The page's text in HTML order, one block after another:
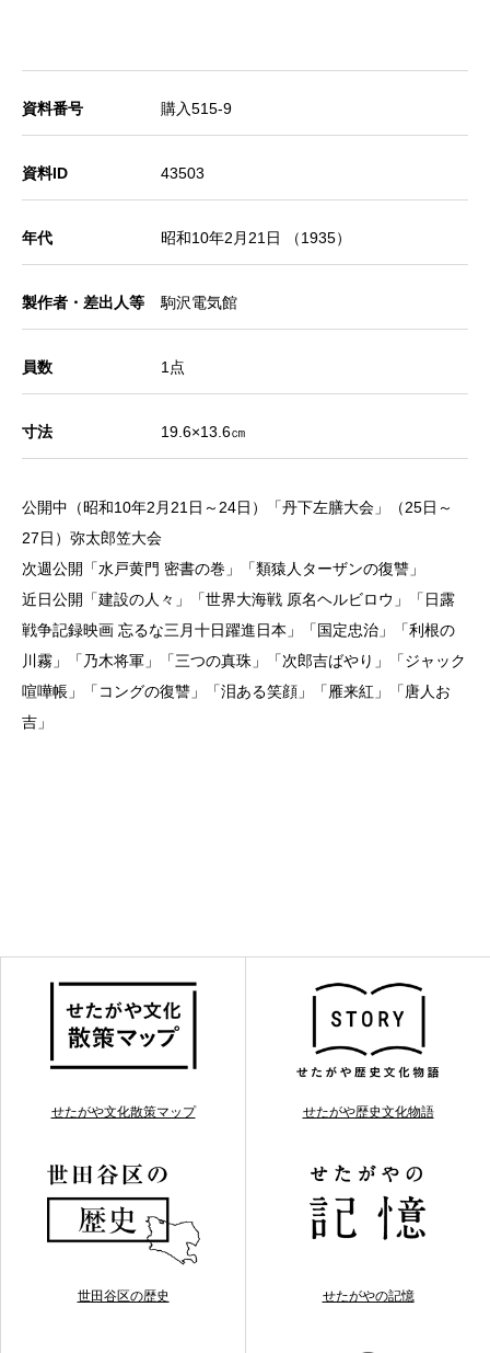
資料番号 購入515-9
資料ID 43503
年代 昭和10年2月21日 （1935）
製作者・差出人等 駒沢電気館
員数 1点
寸法 19.6×13.6㎝
公開中（昭和10年2月21日～24日）「丹下左膳大会」（25日～
27日）弥太郎笠大会
次週公開「水戸黄門 密書の巻」「類猿人ターザンの復讐」
近日公開「建設の人々」「世界大海戦 原名ヘルビロウ」「日露
戦争記録映画 忘るな三月十日躍進日本」「国定忠治」「利根の
川霧」「乃木将軍」「三つの真珠」「次郎吉ばやり」「ジャック
喧嘩帳」「コングの復讐」「泪ある笑顔」「雁来紅」「唐人お
吉」
せたがや文化散策マップ せたがや歴史文化物語
世田谷区の歴史 せたがやの記憶